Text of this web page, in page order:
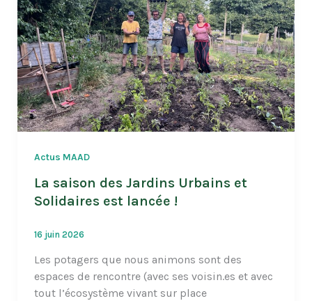
Actus MAAD
La saison des Jardins Urbains et
Solidaires est lancée !
16 juin 2026
Les potagers que nous animons sont des
espaces de rencontre (avec ses voisin.es et avec
tout l’écosystème vivant sur place